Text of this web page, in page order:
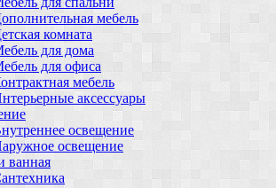
мебель
комната
для дома
для офиса
мебель
аксессуары
освещение
освещение
ванная